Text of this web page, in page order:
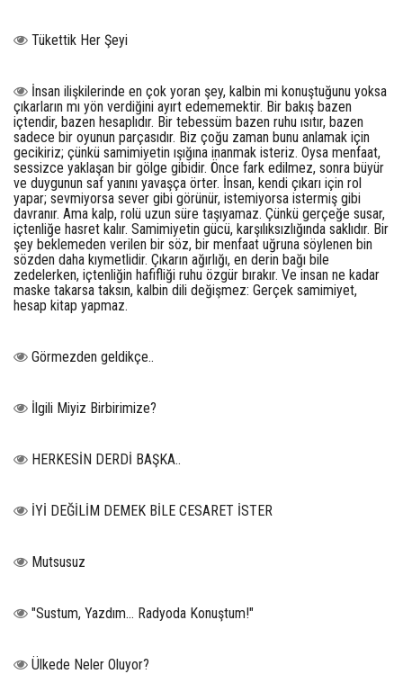
Tükettik Her Şeyi
İnsan ilişkilerinde en çok yoran şey, kalbin mi konuştuğunu yoksa
çıkarların mı yön verdiğini ayırt edememektir. Bir bakış bazen
içtendir, bazen hesaplıdır. Bir tebessüm bazen ruhu ısıtır, bazen
sadece bir oyunun parçasıdır. Biz çoğu zaman bunu anlamak için
gecikiriz; çünkü samimiyetin ışığına inanmak isteriz. Oysa menfaat,
sessizce yaklaşan bir gölge gibidir. Önce fark edilmez, sonra büyür
ve duygunun saf yanını yavaşça örter. İnsan, kendi çıkarı için rol
yapar; sevmiyorsa sever gibi görünür, istemiyorsa istermiş gibi
davranır. Ama kalp, rolü uzun süre taşıyamaz. Çünkü gerçeğe susar,
içtenliğe hasret kalır. Samimiyetin gücü, karşılıksızlığında saklıdır. Bir
şey beklemeden verilen bir söz, bir menfaat uğruna söylenen bin
sözden daha kıymetlidir. Çıkarın ağırlığı, en derin bağı bile
zedelerken, içtenliğin hafifliği ruhu özgür bırakır. Ve insan ne kadar
maske takarsa taksın, kalbin dili değişmez: Gerçek samimiyet,
hesap kitap yapmaz.
Görmezden geldikçe..
İlgili Miyiz Birbirimize?
HERKESİN DERDİ BAŞKA..
İYİ DEĞİLİM DEMEK BİLE CESARET İSTER
Mutsusuz
"Sustum, Yazdım... Radyoda Konuştum!"
Ülkede Neler Oluyor?